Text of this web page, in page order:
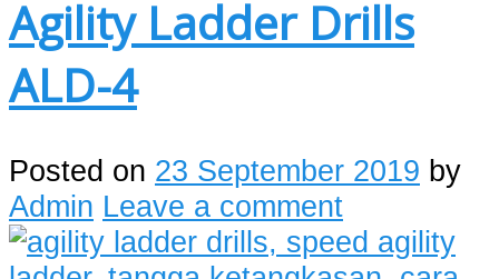
Agility Ladder Drills
ALD-4
Posted on 23 September 2019 by
Admin Leave a comment